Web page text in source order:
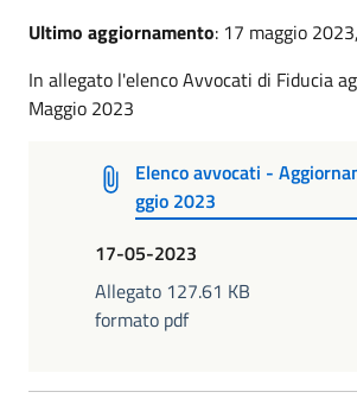
Ultimo aggiornamento: 17 maggio
In allegato l'elenco Avvocati di Fiducia
Maggio 2023
Elenco avvocati -
ggio 2023
17-05-2023
Allegato 127.61 KB
formato pdf